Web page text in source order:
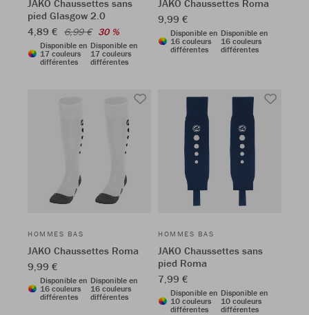
JAKO Chaussettes sans
pied Glasgow 2.0
4,89 € 6,99 € 30 %
Disponible en
17 couleurs
différentes
Disponible en
17 couleurs
différentes
JAKO Chaussettes Roma
9,99 €
Disponible en
16 couleurs
différentes
Disponible en
16 couleurs
différentes
HOMMES BAS
JAKO Chaussettes Roma
9,99 €
Disponible en
16 couleurs
différentes
Disponible en
16 couleurs
différentes
HOMMES BAS
JAKO Chaussettes sans
pied Roma
7,99 €
Disponible en
10 couleurs
différentes
Disponible en
10 couleurs
différentes